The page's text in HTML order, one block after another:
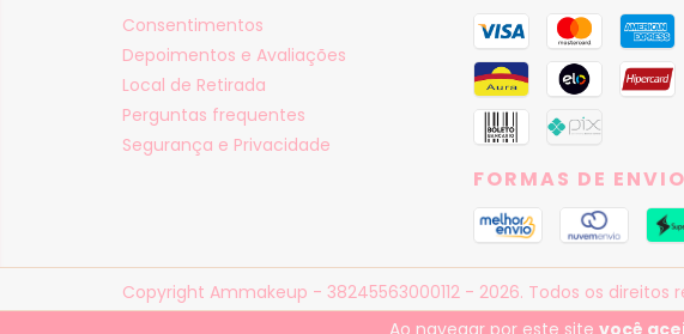
Ao navegar por este site você
Consentimentos
Depoimentos e Avaliações
Local de Retirada
Perguntas frequentes
Segurança e Privacidade
FORMAS DE ENVIO
Copyright Ammakeup - 38245563000112 - 2026. Todos os direitos